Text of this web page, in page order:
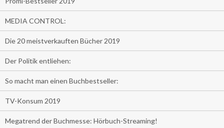
MEDIA CONTROL:
Die 20 meistverkauften Bücher 2019
Der Politik entliehen:
So macht man einen Buchbestseller:
TV-Konsum 2019
Megatrend der Buchmesse: Hörbuch-Streaming!